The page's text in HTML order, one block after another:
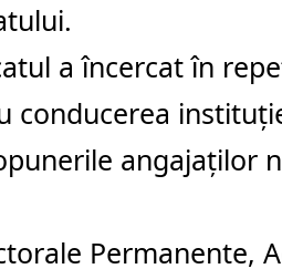
a încercat în
conducerea
angajaților
Permanente,